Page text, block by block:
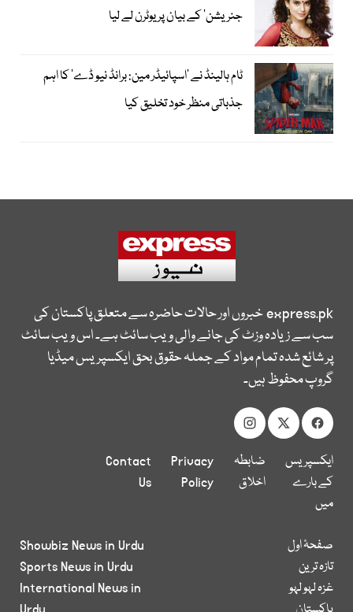
جنریشن‘ کے بیان پر یوٹرن لے لیا
ٹام ہالینڈ نے ’اسپائیڈر مین: برانڈ نیو ڈے‘ کا اہم
جذباتی منظر خود تخلیق کیا
express.pkخبروں اور حالات حاضرہ سے متعلق پاکستان کی
سب سے زیادہ وزٹ کی جانے والی ویب سائٹ ہے۔ اس ویب سائٹ
پر شائع شدہ تمام مواد کے جملہ حقوق بحق ایکسپریس میڈیا
گروپ محفوظ ہیں۔
ایکسپریس
کے بارے
میں
ضابطہ
اخلاق
Privacy
Policy
Contact
Us
صفحۂ اول
تازہ ترین
غزہ لہو لہو
Showbiz News in Urdu
Sports News in Urdu
International News in